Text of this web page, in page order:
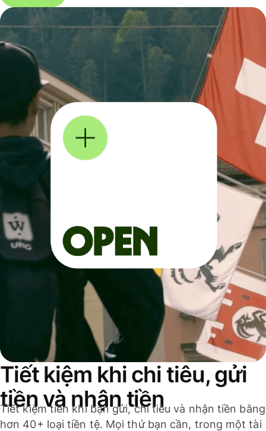
Tiết kiệm khi chi tiêu, gửi
tiền và nhận tiền
Tiết kiệm tiền khi bạn gửi, chi tiêu và nhận tiền bằng
hơn 40+ loại tiền tệ. Mọi thứ bạn cần, trong một tài